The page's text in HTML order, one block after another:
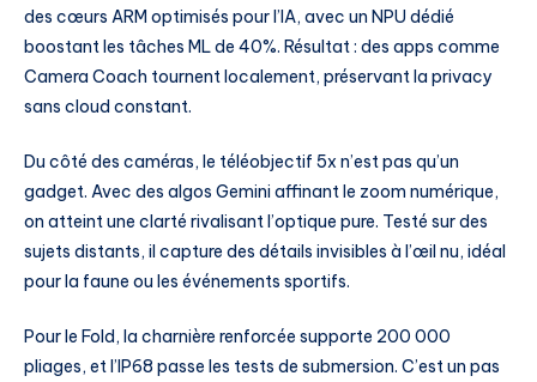
des cœurs ARM optimisés pour l’IA, avec un NPU dédié
boostant les tâches ML de 40%. Résultat : des apps comme
Camera Coach tournent localement, préservant la privacy
sans cloud constant.
Du côté des caméras, le téléobjectif 5x n’est pas qu’un
gadget. Avec des algos Gemini affinant le zoom numérique,
on atteint une clarté rivalisant l’optique pure. Testé sur des
sujets distants, il capture des détails invisibles à l’œil nu, idéal
pour la faune ou les événements sportifs.
Pour le Fold, la charnière renforcée supporte 200 000
pliages, et l’IP68 passe les tests de submersion. C’est un pas